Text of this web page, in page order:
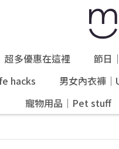
超多優惠在這裡 節日
hacks
男女內衣褲
寵物用品｜Pet stuff